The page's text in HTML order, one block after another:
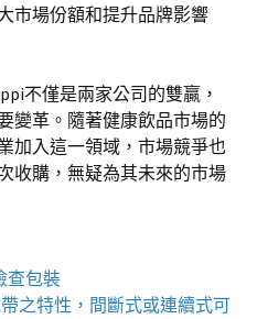
市場份額和提升品牌影響
不僅是兩家公司的雙贏，
變革。隨著健康飲品市場的
加入這一領域，市場競爭也
收購，無疑為其未來的市場
查包裝
之特性，間斷式或連續式可